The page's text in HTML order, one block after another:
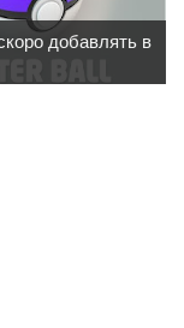
добавлять в